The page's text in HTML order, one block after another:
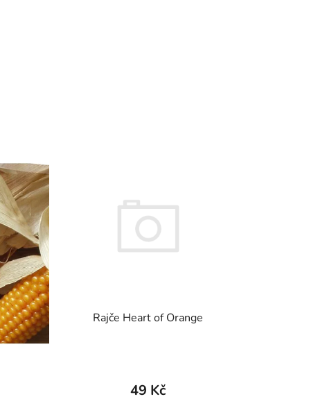
Rajče Heart of Orange
49 Kč